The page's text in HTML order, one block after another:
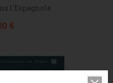
l'Espagnole
€